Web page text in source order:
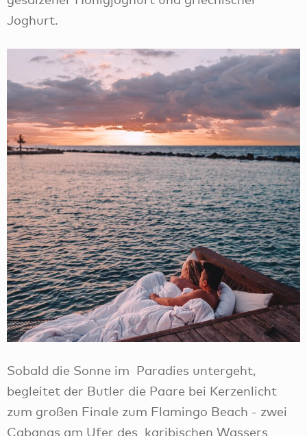
Joghurt.
Sobald die Sonne im Paradies untergeht,
begleitet der Butler die Paare bei Kerzenlicht
zum großen Finale zum Flamingo Beach - zwei
Cabanas am Ufer des karibischen Wassers